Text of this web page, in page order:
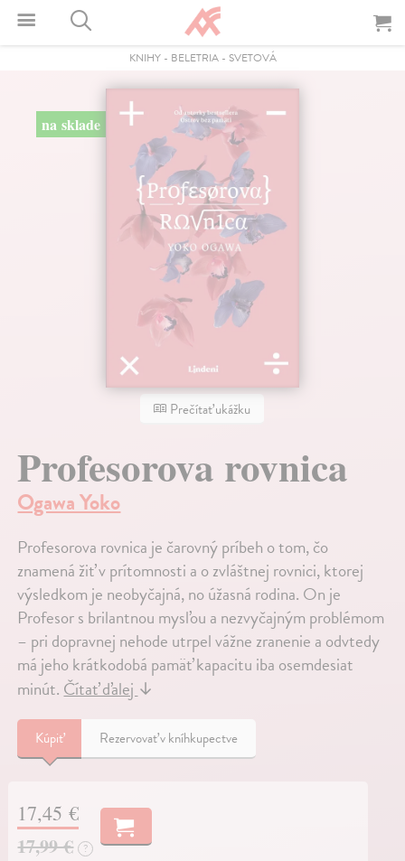
KNIHY- BELETRIA- SVETOVÁ
na sklade
Prečítať ukážku
Profesorova rovnica
Ogawa Yoko
Profesorova rovnica je čarovný príbeh o tom, čo
znamená žiť v prítomnosti a o zvláštnej rovnici, ktorej
výsledkom je neobyčajná, no úžasná rodina. On je
Profesor s brilantnou mysľou a nezvyčajným problémom
– pri dopravnej nehode utrpel vážne zranenie a odvtedy
má jeho krátkodobá pamäť kapacitu iba osemdesiat
minút.Čítať ďalej↓
Kúpiť Rezervovať v kníhkupectve
17,45 €
17,99 € ?